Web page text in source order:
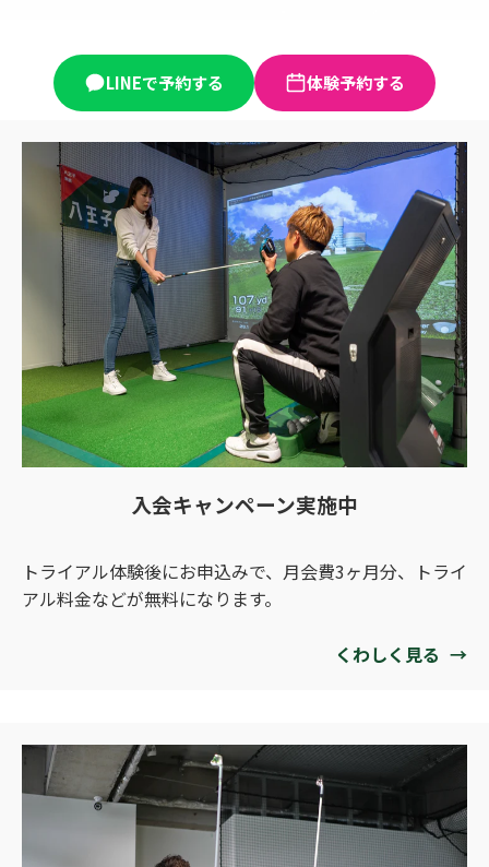
LINEで予約する 体験予約する
入会キャンペーン実施中
トライアル体験後にお申込みで、月会費3ヶ月分、トライ
アル料金などが無料になります。
くわしく見る →